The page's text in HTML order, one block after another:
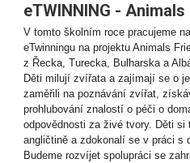
eTWINNING -
V tomto školním roce pracujeme
eTwinningu na projektu Animals
z Řecka, Turecka, Bulharska a
Děti milují zvířata a zajímají se o
zaměřili na poznávání zvířat,
prohlubování znalostí o péči o
odpovědnosti za živé tvory. Děti
angličtině a zdokonalí se v práci s
Budeme rozvíjet spolupráci se